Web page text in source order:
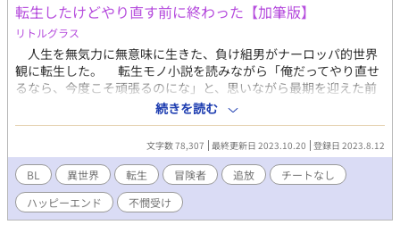
転生したけどやり直す前に終わった【加筆版】
リトルグラス
人生を無気力に無意味に生きた、負け組男がナーロッパ的世界
観に転生した。 転生モノ小説を読みながら「俺だってやり直せ
るなら、今度こそ頑張るのにな」と、思いながら最期を迎えた前
世を思い出し「今度は人生を成功させる」と転生した男、アイザ
ックは子供時代から努力を重ねた。 しかし、アイザックは成人
の直前で家族を処刑され、平民落ちにされ、すべてを失った状態
で追放された。 ろくなチートもなく、あるのは子供時代の努力
の結果だけ。ともに追放された子ども達を抱えてアイザックは南
の港町を目指す── ＊＊＊ 第１１回BL小説大賞にエントリー
するために修正と加筆を加え、作者のつぶやきは削除しました。
(23'10'20) ＊＊
続きを読む
文字数 78,307 最終更新日 2023.10.20 登録日 2023.8.12
BL 異世界 転生 冒険者 追放
チートなし
ハッピーエンド
不憫受け